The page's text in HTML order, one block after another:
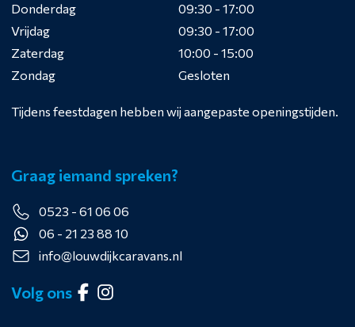
Donderdag
09:30 - 17:00
Vrijdag
09:30 - 17:00
Zaterdag
10:00 - 15:00
Zondag
Gesloten
Tijdens feestdagen hebben wij aangepaste openingstijden.
Graag iemand spreken?
0523 - 61 06 06
06 - 21 23 88 10
info@louwdijkcaravans.nl
Volg ons